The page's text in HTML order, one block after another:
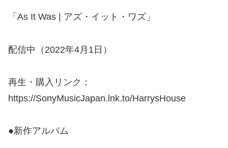
「As It Was | アズ・イット・ワズ」
配信中（2022年4月1日）
再生・購入リンク：
https://SonyMusicJapan.lnk.to/HarrysHouse
●新作アルバム